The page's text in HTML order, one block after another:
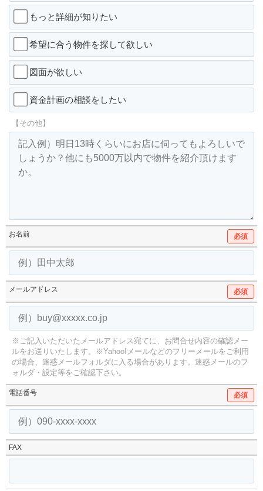
もっと詳細が知りたい
希望に合う物件を探して欲しい
図面が欲しい
資金計画の相談をしたい
【その他】
お名前 必須
メールアドレス 必須
※ご記入いただいたメールアドレス宛てに、お問合せ内容の確認メー
ルをお送りいたします。
※Yahoo!メールなどのフリーメールをご利用
の場合、迷惑メールフォルダに入る場合があります。 迷惑メールのフ
ォルダ・設定等をご確認下さい。
電話番号 必須
FAX